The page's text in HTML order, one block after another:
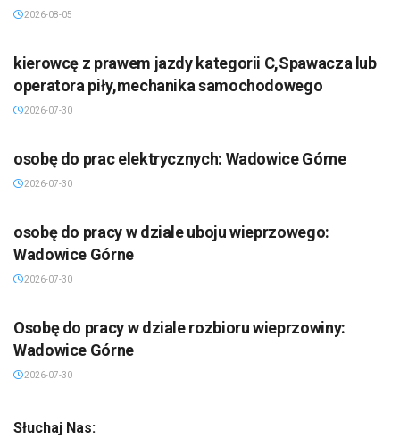
2026-08-05
kierowcę z prawem jazdy kategorii C,Spawacza lub
operatora piły,mechanika samochodowego
2026-07-30
osobę do prac elektrycznych: Wadowice Górne
2026-07-30
osobę do pracy w dziale uboju wieprzowego:
Wadowice Górne
2026-07-30
Osobę do pracy w dziale rozbioru wieprzowiny:
Wadowice Górne
2026-07-30
Słuchaj Nas: